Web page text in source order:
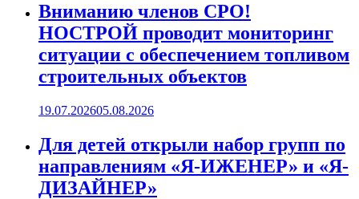
Вниманию членов СРО!
НОСТРОЙ проводит мониторинг
ситуации с обеспечением топливом
строительных объектов
19.07.202605.08.2026
Для детей открыли набор групп по
направлениям «Я-ИЖЕНЕР» и «Я-
ДИЗАЙНЕР»